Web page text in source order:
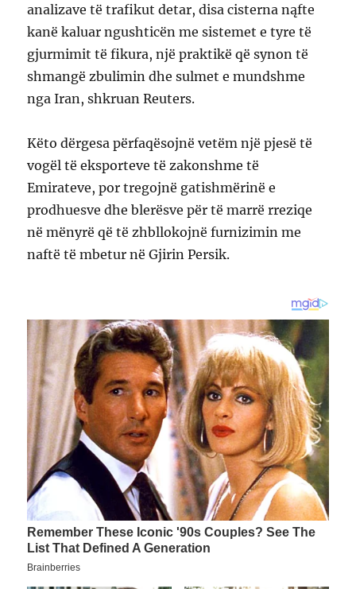
analizave të trafikut detar, disa cisterna nąfte
kanë kaluar ngushticën me sistemet e tyre të
gjurmimit të fikura, një praktikë që synon të
shmangë zbulimin dhe sulmet e mundshme
nga Iran, shkruan Reuters.
Këto dërgesa përfaqësojnë vetëm një pjesë të
vogël të eksporteve të zakonshme të
Emirateve, por tregojnë gatishmërinë e
prodhuesve dhe blerësve për të marrë rreziqe
në mënyrë që të zhbllokojnë furnizimin me
naftë të mbetur në Gjirin Persik.